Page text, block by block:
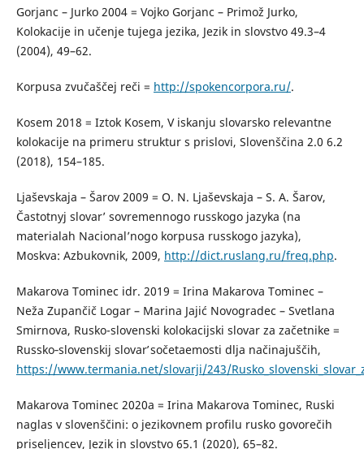
Gorjanc – Jurko 2004 = Vojko Gorjanc – Primož Jurko,
Kolokacije in učenje tujega jezika, Jezik in slovstvo 49.3–4
(2004), 49–62.
Korpusa zvučaščej reči = http://spokencorpora.ru/.
Kosem 2018 = Iztok Kosem, V iskanju slovarsko relevantne
kolokacije na primeru struktur s prislovi, Slovenščina 2.0 6.2
(2018), 154–185.
Ljaševskaja – Šarov 2009 = O. N. Ljaševskaja – S. A. Šarov,
Častotnyj slovar’ sovremennogo russ­kogo jazyka (na
materialah Nacional’nogo korpusa russkogo jazyka),
Moskva: Azbukovnik, 2009, http://dict.ruslang.ru/freq.php.
Makarova Tominec idr. 2019 = Irina Makarova Tominec –
Neža Zupančič Logar – Marina Jajić Novogradec – Svetlana
Smirnova, Rusko-slovenski kolokacijski slovar za začetnike =
Russko­‑slovenskij slovarʹ sočetaemosti dlja načinajuščih,
https://www.termania.net/slovarji/243/
Makarova Tominec 2020a = Irina Makarova Tominec, Ruski
naglas v slovenščini: o jezikovnem profilu rusko govorečih
priseljencev, Jezik in slovstvo 65.1 (2020), 65–82.